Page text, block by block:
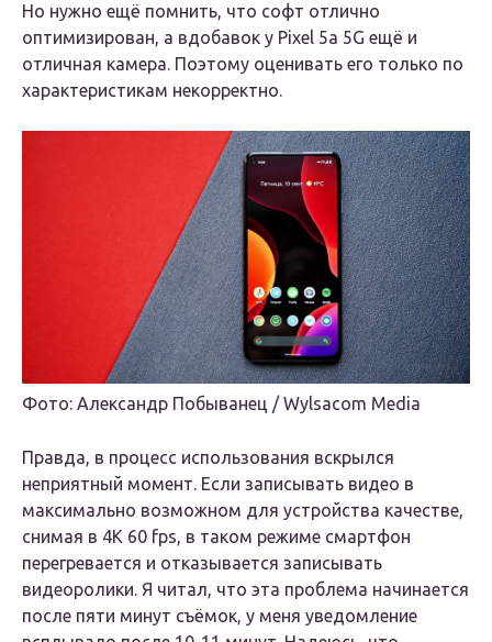
Но нужно ещё помнить, что софт отлично
оптимизирован, а вдобавок у Pixel 5a 5G ещё и
отличная камера. Поэтому оценивать его только по
характеристикам некорректно.
Фото: Александр Побыванец / Wylsacom Media
Правда, в процесс использования вскрылся
неприятный момент. Если записывать видео в
максимально возможном для устройства качестве,
снимая в 4K 60 fps, в таком режиме смартфон
перегревается и отказывается записывать
видеоролики. Я читал, что эта проблема начинается
после пяти минут съёмок, у меня уведомление